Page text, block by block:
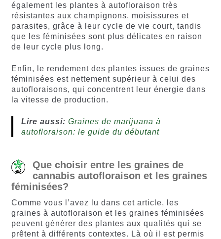
également les plantes à autofloraison très
résistantes aux champignons, moisissures et
parasites, grâce à leur cycle de vie court, tandis
que les féminisées sont plus délicates en raison
de leur cycle plus long.
Enfin, le rendement des plantes issues de graines
féminisées est nettement supérieur à celui des
autofloraisons, qui concentrent leur énergie dans
la vitesse de production.
Lire aussi: Graines de marijuana à
autofloraison: le guide du débutant
Que choisir entre les graines de
cannabis autofloraison et les graines
féminisées?
Comme vous l’avez lu dans cet article, les
graines à autofloraison et les graines féminisées
peuvent générer des plantes aux qualités qui se
prêtent à différents contextes. Là où il est permis